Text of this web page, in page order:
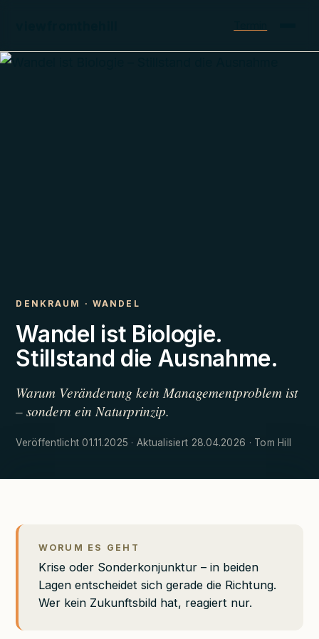
DENKRAUM · WANDEL
Wandel ist Biologie.
Stillstand die Ausnahme.
Warum Veränderung kein Managementproblem ist
– sondern ein Naturprinzip.
Veröffentlicht 01.11.2025 · Aktualisiert 28.04.2026 · Tom Hill
WORUM ES GEHT
Krise oder Sonderkonjunktur – in beiden
Lagen entscheidet sich gerade die Richtung.
Wer kein Zukunftsbild hat, reagiert nur.